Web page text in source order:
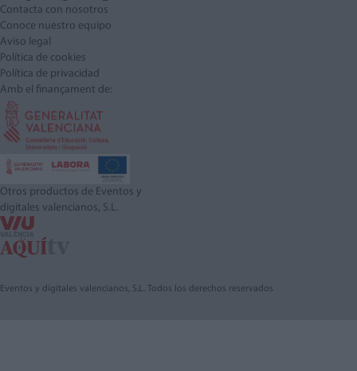
Contacta con nosotros
Conoce nuestro equipo
Aviso legal
Política de cookies
Política de privacidad
Amb el finançament de:
Otros productos de Eventos y
digitales valencianos, S.L.
Eventos y digitales valencianos, S.L. Todos los derechos reservados